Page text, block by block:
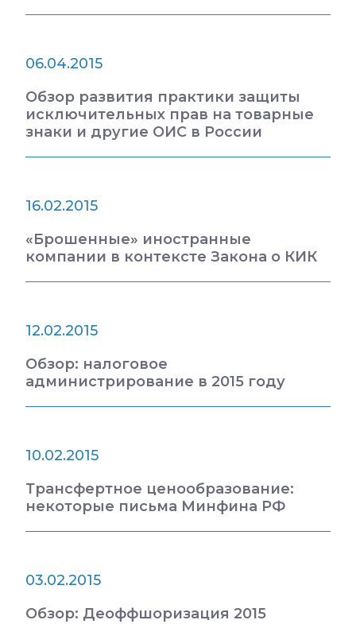
06.04.2015
Обзор развития практики защиты
исключительных прав на товарные
знаки и другие ОИС в России
16.02.2015
«Брошенные» иностранные
компании в контексте Закона о КИК
12.02.2015
Обзор: налоговое
администрирование в 2015 году
10.02.2015
Трансфертное ценообразование:
некоторые письма Минфина РФ
03.02.2015
Обзор: Деоффшоризация 2015